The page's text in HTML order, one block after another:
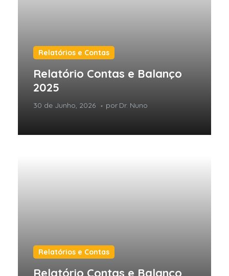
Relatórios e Contas
Relatório Contas e Balanço
2025
30 de Junho, 2026 por Dr. Nuno
Relatórios e Contas
Relatório Contas e Balanço